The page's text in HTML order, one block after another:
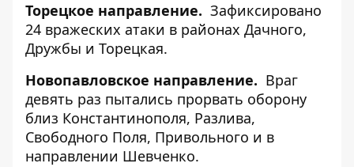
Торецкое направление. Зафиксировано
24 вражеских атаки в районах Дачного,
Дружбы и Торецкая.
Новопавловское направление. Враг
девять раз пытались прорвать оборону
близ Константинополя, Разлива,
Свободного Поля, Привольного и в
направлении Шевченко.